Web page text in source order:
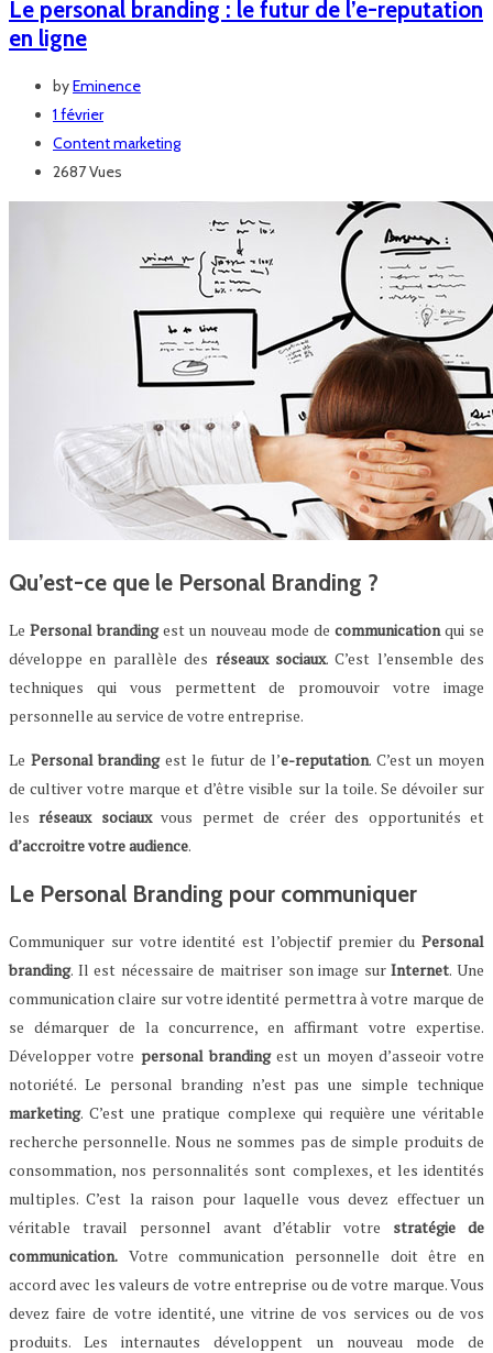
Le personal branding : le futur de l’e-reputation
en ligne
byEminence
1 février
Content marketing
2687 Vues
Qu’est-ce que le Personal Branding ?
Le Personal brandingest un nouveau mode de communicationqui se
développe en parallèle des réseaux sociaux. C’est l’ensemble des
techniques qui vous permettent de promouvoir votre image
personnelle au service de votre entreprise.
Le Personal brandingest le futur de l’e-reputation. C’est un moyen
de cultiver votre marque et d’être visible sur la toile. Se dévoiler sur
lesréseaux sociauxvous permet de créer des opportunités et
d’accroitre votre audience.
Le Personal Branding pour communiquer
Communiquer sur votre identité est l’objectif premier du Personal
branding. Il est nécessaire de maitriser son image surInternet. Une
communication claire sur votre identité permettra à votre marque de
se démarquer de la concurrence, en affirmant votre expertise.
Développer votre personal brandingest un moyen d’asseoir votre
notoriété. Le personal branding n’est pas une simple technique
marketing. C’est une pratique complexe qui requière une véritable
recherche personnelle. Nous ne sommes pas de simple produits de
consommation, nos personnalités sont complexes, et les identités
multiples. C’est la raison pour laquelle vous devez effectuer un
véritable travail personnel avant d’établir votre stratégie de
communication. Votre communication personnelle doit être en
accord avec les valeurs de votre entreprise ou de votre marque. Vous
devez faire de votre identité, une vitrine de vos services ou de vos
produits. Les internautes développent un nouveau mode de